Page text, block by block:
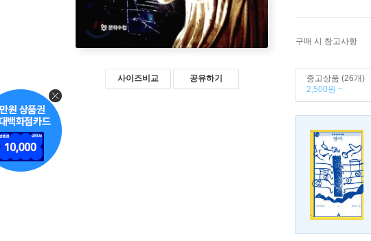
사이즈비교 공유하기
구매 시 참고사항
중고상품 (26개)
2,500원 ~